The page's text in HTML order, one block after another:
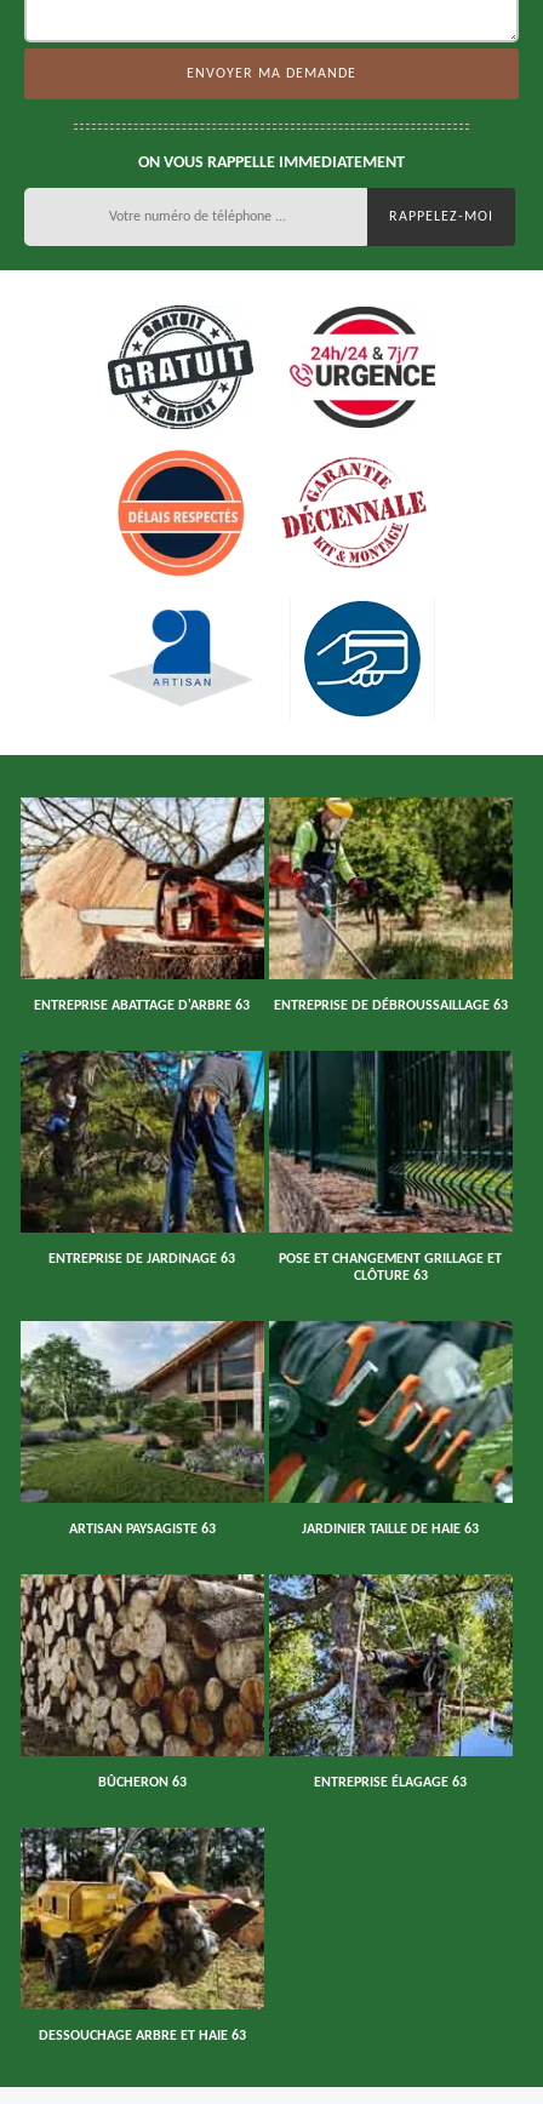
ON VOUS RAPPELLE IMMEDIATEMENT
ENTREPRISE ABATTAGE D'ARBRE 63 ENTREPRISE DE DÉBROUSSAILLAGE 63
ENTREPRISE DE JARDINAGE 63
POSE ET CHANGEMENT GRILLAGE ET
CLÔTURE 63
ARTISAN PAYSAGISTE 63 JARDINIER TAILLE DE HAIE 63
BÛCHERON 63 ENTREPRISE ÉLAGAGE 63
DESSOUCHAGE ARBRE ET HAIE 63